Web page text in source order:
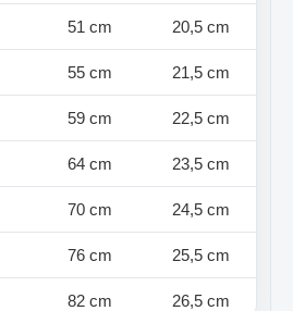
51 cm 20,5 cm
55 cm 21,5 cm
59 cm 22,5 cm
64 cm 23,5 cm
70 cm 24,5 cm
76 cm 25,5 cm
82 cm 26,5 cm